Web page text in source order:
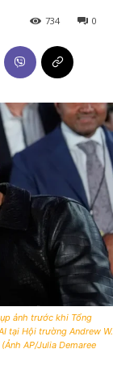
0
734
ảnh trước khi Tổng
tại Hội trường Andrew W.
AP/Julia Demaree